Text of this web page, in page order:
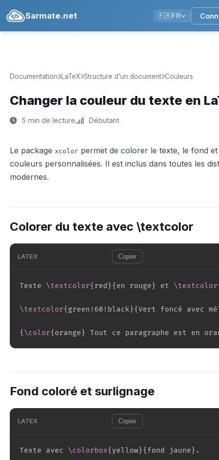
Sarmate.net 🇫🇷FR
Documentation LaTeX Structure d'un document Couleurs
Changer la couleur du texte en
5 min de lecture Débutant
Le package xcolor permet de colorer le texte, le fond
couleurs personnalisées. Il est inclus dans toutes les
modernes.
Colorer du texte avec \textcolor
LATEX Copier
Texte \textcolor{ red }{ en rouge } et \textcolor
\textcolor{ green!60!black }{Vert foncé avec
{ \color{ orange } Tout ce paragraphe est en
Fond coloré et surlignage
LATEX Copier
Texte avec \colorbox{ yellow}{ fond jaune } .